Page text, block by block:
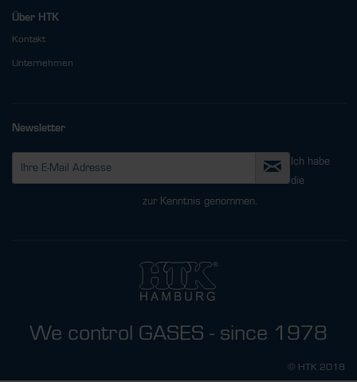
Über HTK
Kontakt
Unternehmen
Newsletter
Ich habe
die
zur Kenntnis genommen.
We control GASES - since 1978
© HTK 2018